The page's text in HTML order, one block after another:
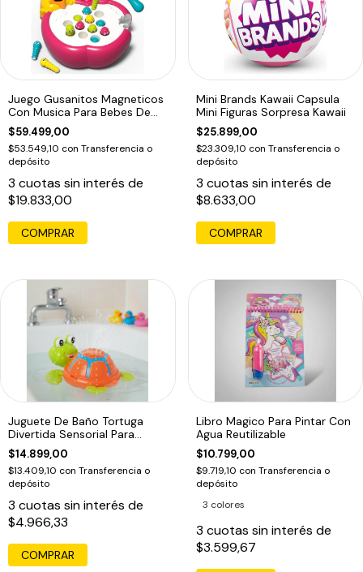
Juego Gusanitos Magneticos
Con Musica Para Bebes De
Pesca
$59.499,00
$53.549,10 con Transferencia o
depósito
3 cuotas sin interés de
$19.833,00
Mini Brands Kawaii Capsula
Mini Figuras Sorpresa Kawaii
$25.899,00
$23.309,10 con Transferencia o
depósito
3 cuotas sin interés de
$8.633,00
Juguete De Baño Tortuga
Divertida Sensorial Para
Bebes
$14.899,00
$13.409,10 con Transferencia o
depósito
3 cuotas sin interés de
$4.966,33
Libro Magico Para Pintar Con
Agua Reutilizable
$10.799,00
$9.719,10 con Transferencia o
depósito
3 colores
3 cuotas sin interés de
$3.599,67